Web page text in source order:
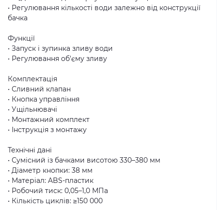
• Регулювання кількості води залежно від конструкції
бачка
Функції
• Запуск і зупинка зливу води
• Регулювання об'єму зливу
Комплектація
• Сливний клапан
• Кнопка управління
• Ущільнювачі
• Монтажний комплект
• Інструкція з монтажу
Технічні дані
• Сумісний із бачками висотою 330–380 мм
• Діаметр кнопки: 38 мм
• Матеріал: ABS-пластик
• Робочий тиск: 0,05–1,0 МПа
• Кількість циклів: ≥150 000